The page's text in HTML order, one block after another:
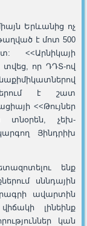
Երևանից ոչ
է մոտ 500
<<Արնիկայի
տվեց, որ ԴԴՏ-ով
է շատ
<<Թույներ
տնօրեն, չեխ-
Յինդրիխ
ենք
սննդային
ավարտին
լինեինք
կան